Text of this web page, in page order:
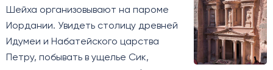
Шейха организовывают на пароме
Иордании. Увидеть столицу древней
Идумеи и Набатейского царства
Петру, побывать в ущелье Сик,